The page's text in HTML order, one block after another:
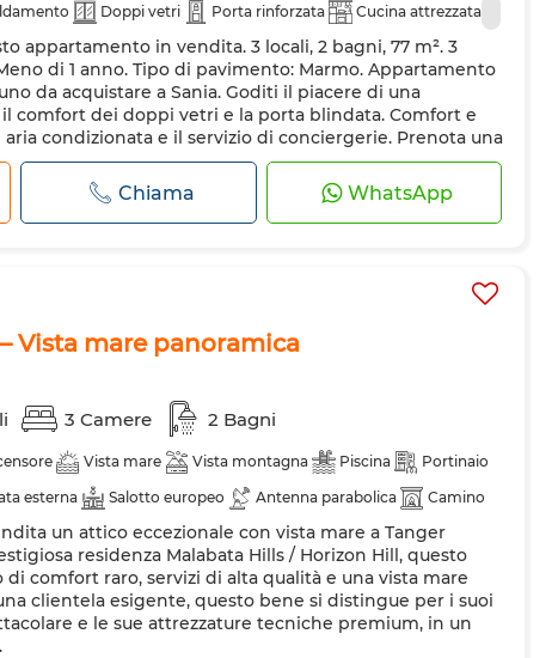
Doppi vetri Porta rinforzata Cucina attrezzata
appartamento in vendita. 3 locali, 2 bagni, 77 m². 3
di 1 anno. Tipo di pavimento: Marmo. Appartamento
da acquistare a Sania. Goditi il piacere di una
comfort dei doppi vetri e la porta blindata. Comfort e
condizionata e il servizio di conciergerie. Prenota una
Chiama WhatsApp
Vista mare panoramica
3 Camere 2 Bagni
Vista mare Vista montagna Piscina
Portinaio
esterna Salotto europeo Antenna parabolica
Camino
Sistema di allarme Doppi vetri
Porta rinforzata
Forno Lavatrice Forno a microonde
un attico eccezionale con vista mare a Tanger
residenza Malabata Hills / Horizon Hill, questo
comfort raro, servizi di alta qualità e una vista mare
clientela esigente, questo bene si distingue per i suoi
e le sue attrezzature tecniche premium, in un